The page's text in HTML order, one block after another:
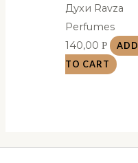
Духи Ravza
Perfumes
140,00Р
ADD
TO CART